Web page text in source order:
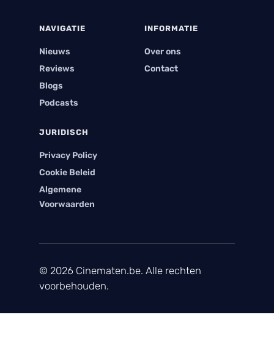
NAVIGATIE
Nieuws
Reviews
Blogs
Podcasts
INFORMATIE
Over ons
Contact
JURIDISCH
Privacy Policy
Cookie Beleid
Algemene
Voorwaarden
© 2026 Cinematen.be. Alle rechten
voorbehouden.